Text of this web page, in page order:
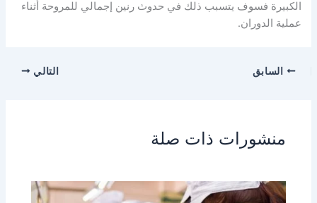
الكبيرة فسوف يتسبب ذلك في حدوث رنين إجمالي للمروحة أثناء
عملية الدوران.
السابق التالي
منشورات ذات صلة